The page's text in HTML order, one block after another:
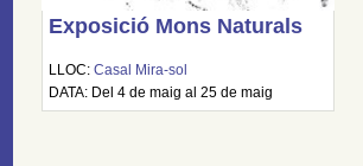
Exposició Mons Naturals
LLOC: Casal Mira-sol
DATA: Del 4 de maig al 25 de maig